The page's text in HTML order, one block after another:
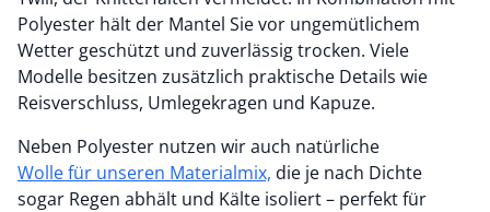
Polyester hält der Mantel Sie vor ungemütlichem
Wetter geschützt und zuverlässig trocken. Viele
Modelle besitzen zusätzlich praktische Details wie
Reisverschluss, Umlegekragen und Kapuze.
Neben Polyester nutzen wir auch natürliche
Wolle für unseren Materialmix,
sogar Regen abhält und Kälte isoliert – perfekt für